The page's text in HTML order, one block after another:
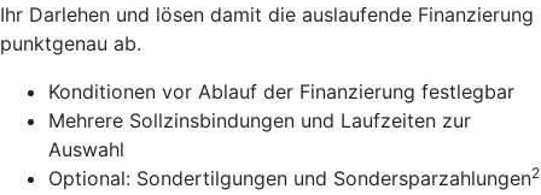
Ihr Darlehen und lösen damit die auslaufende Finanzierung
punktgenau ab.
Konditionen vor Ablauf der Finanzierung festlegbar
Mehrere Sollzinsbindungen und Laufzeiten zur
Auswahl
Optional: Sondertilgungen und Sondersparzahlungen2